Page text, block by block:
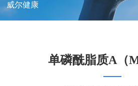
威尔健康
单磷酰脂质A（